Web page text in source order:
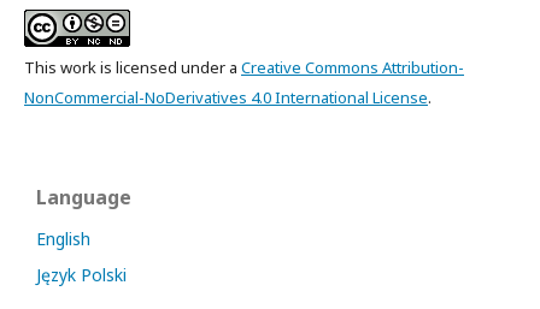
This work is licensed under a Creative Commons Attribution-
NonCommercial-NoDerivatives 4.0 International License.
Language
English
Język Polski